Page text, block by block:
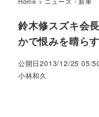
鈴木修スズキ会
かで恨みを晴ら
公開日2013/12/25
著
小林和久